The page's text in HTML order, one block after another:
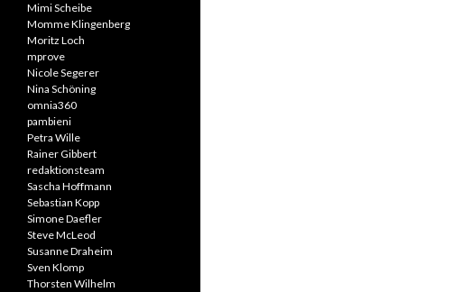
Mimi Scheibe
Momme Klingenberg
Moritz Loch
mprove
Nicole Segerer
Nina Schöning
omnia360
pambieni
Petra Wille
Rainer Gibbert
redaktionsteam
Sascha Hoffmann
Sebastian Kopp
Simone Daefler
Steve McLeod
Susanne Draheim
Sven Klomp
Thorsten Wilhelm